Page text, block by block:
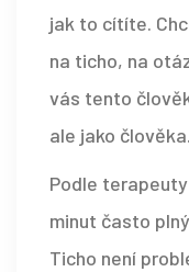
jak to cítíte.
na ticho, na
vás tento
ale jako člověka.
Podle
minut často
Ticho není